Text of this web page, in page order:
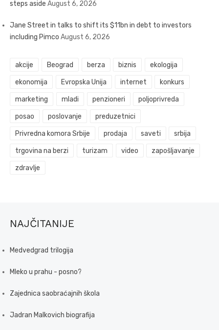
steps aside August 6, 2026
Jane Street in talks to shift its $11bn in debt to investors
including Pimco August 6, 2026
akcije Beograd berza biznis ekologija
ekonomija Evropska Unija internet konkurs
marketing mladi penzioneri poljoprivreda
posao poslovanje preduzetnici
Privredna komora Srbije prodaja saveti srbija
trgovina na berzi turizam video zapošljavanje
zdravlje
NAJČITANIJE
Medvedgrad trilogija
Mleko u prahu - posno?
Zajednica saobraćajnih škola
Jadran Malkovich biografija